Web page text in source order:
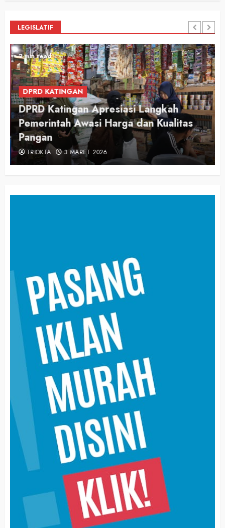
LEGISLATIF
2 min read
DPRD KATINGAN
DPRD Katingan Apresiasi Langkah
Pemerintah Awasi Harga dan Kualitas
Pangan
TRIOKTA 3 MARET 2026